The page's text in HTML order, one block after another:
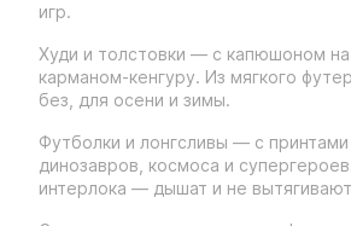
игр.
Худи и толстовки — с капюшоном на
карманом-кенгуру. Из мягкого
без, для осени и зимы.
Футболки и лонгсливы — с
динозавров, космоса и
интерлока — дышат и не